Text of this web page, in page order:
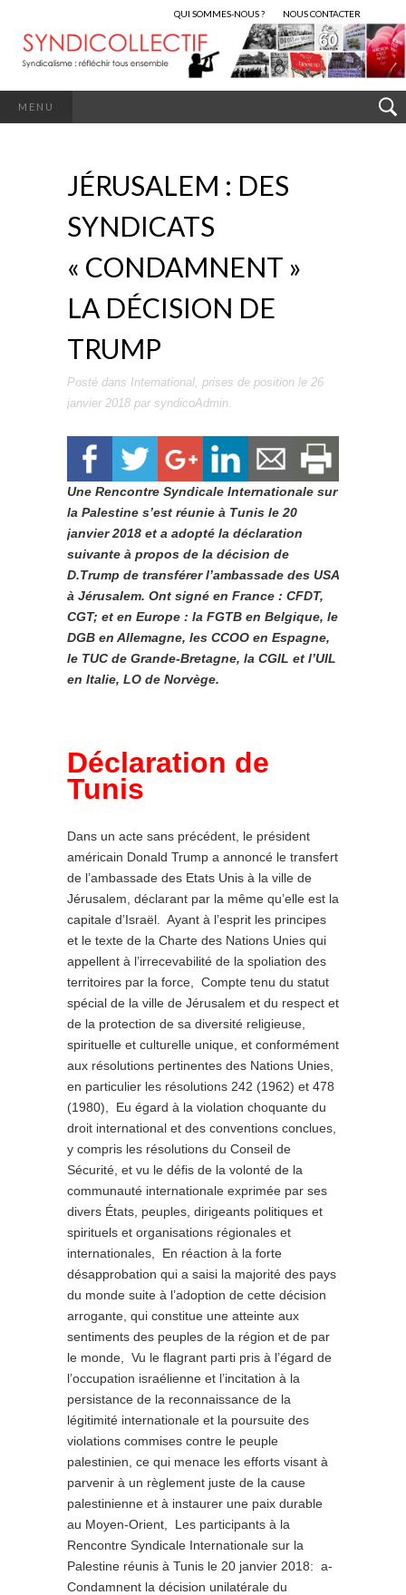
QUI SOMMES-NOUS ? NOUS CONTACTER
MENU
JÉRUSALEM : DES
SYNDICATS
« CONDAMNENT »
LA DÉCISION DE
TRUMP
Posté dans International, prises de position le 26
janvier 2018 par syndicoAdmin.
Une Rencontre Syndicale Internationale sur
la Palestine s’est réunie à Tunis le 20
janvier 2018 et a adopté la déclaration
suivante à propos de la décision de
D.Trump de transférer l’ambassade des USA
à Jérusalem. Ont signé en France : CFDT,
CGT; et en Europe : la FGTB en Belgique, le
DGB en Allemagne, les CCOO en Espagne,
le TUC de Grande-Bretagne, la CGIL et l’UIL
en Italie, LO de Norvège.
Déclaration de
Tunis
Dans un acte sans précédent, le président
américain Donald Trump a annoncé le transfert
de l’ambassade des Etats Unis à la ville de
Jérusalem, déclarant par la même qu’elle est la
capitale d’Israël. Ayant à l’esprit les principes
et le texte de la Charte des Nations Unies qui
appellent à l’irrecevabilité de la spoliation des
territoires par la force, Compte tenu du statut
spécial de la ville de Jérusalem et du respect et
de la protection de sa diversité religieuse,
spirituelle et culturelle unique, et conformément
aux résolutions pertinentes des Nations Unies,
en particulier les résolutions 242 (1962) et 478
(1980), Eu égard à la violation choquante du
droit international et des conventions conclues,
y compris les résolutions du Conseil de
Sécurité, et vu le défis de la volonté de la
communauté internationale exprimée par ses
divers États, peuples, dirigeants politiques et
spirituels et organisations régionales et
internationales, En réaction à la forte
désapprobation qui a saisi la majorité des pays
du monde suite à l’adoption de cette décision
arrogante, qui constitue une atteinte aux
sentiments des peuples de la région et de par
le monde, Vu le flagrant parti pris à l’égard de
l’occupation israélienne et l’incitation à la
persistance de la reconnaissance de la
légitimité internationale et la poursuite des
violations commises contre le peuple
palestinien, ce qui menace les efforts visant à
parvenir à un règlement juste de la cause
palestinienne et à instaurer une paix durable
au Moyen-Orient, Les participants à la
Rencontre Syndicale Internationale sur la
Palestine réunis à Tunis le 20 janvier 2018: a-
Condamnent la décision unilatérale du